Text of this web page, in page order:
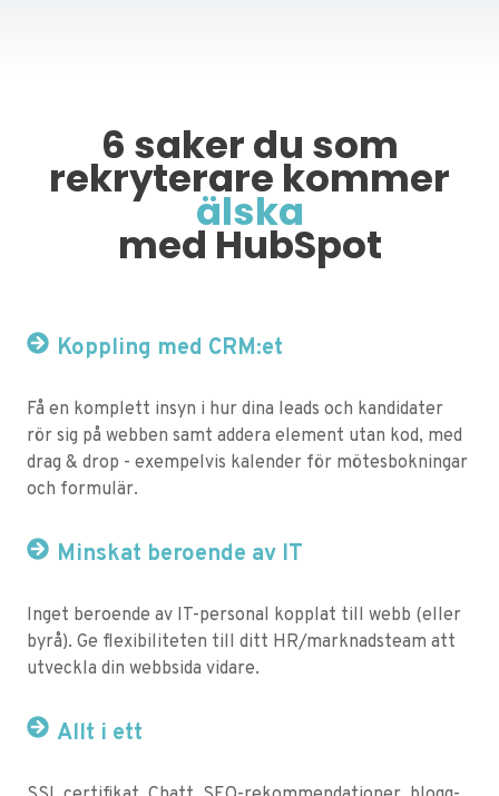
6 saker du som
rekryterare kommer
älska
med HubSpot
Koppling med CRM:et
Få en komplett insyn i hur dina leads och kandidater
rör sig på webben samt addera element utan kod, med
drag & drop - exempelvis kalender för mötesbokningar
och formulär.
Minskat beroende av IT
Inget beroende av IT-personal kopplat till webb (eller
byrå). Ge flexibiliteten till ditt HR/marknadsteam att
utveckla din webbsida vidare.
Allt i ett